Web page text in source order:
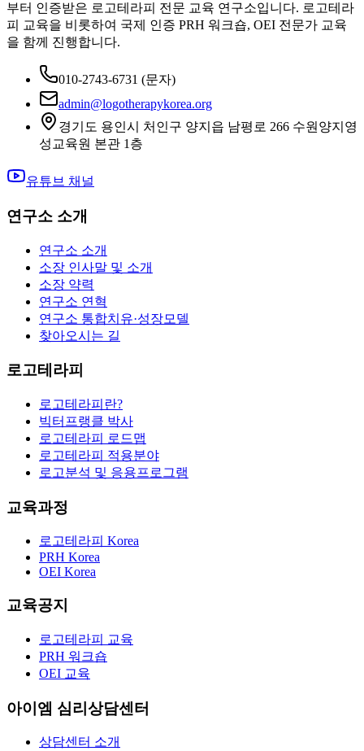
부터 인증받은 로고테라피 전문 교육 연구소입니다. 로고테라
피 교육을 비롯하여 국제 인증 PRH 워크숍, OEI 전문가 교육
을 함께 진행합니다.
010-2743-6731 (문자)
admin@logotherapykorea.org
경기도 용인시 처인구 양지읍 남평로 266 수원양지영
성교육원 본관 1층
유튜브 채널
연구소 소개
연구소 소개
소장 인사말 및 소개
소장 약력
연구소 연혁
연구소 통합치유·성장모델
찾아오시는 길
로고테라피
로고테라피란?
빅터프랭클 박사
로고테라피 로드맵
로고테라피 적용분야
로고분석 및 응용프로그램
교육과정
로고테라피 Korea
PRH Korea
OEI Korea
교육공지
로고테라피 교육
PRH 워크숍
OEI 교육
아이엠 심리상담센터
상담센터 소개